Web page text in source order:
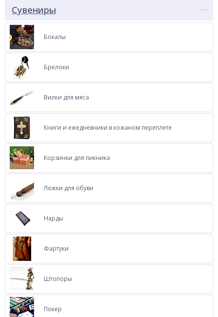
Сувениры
Бокалы
Брелоки
Вилки для мяса
Книги и ежедневники в кожаном переплете
Корзинки для пикника
Ложки для обуви
Нарды
Фартуки
Штопоры
Покер